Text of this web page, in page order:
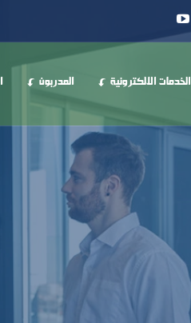
الخدمات الالكترونية المدربون
التدريب